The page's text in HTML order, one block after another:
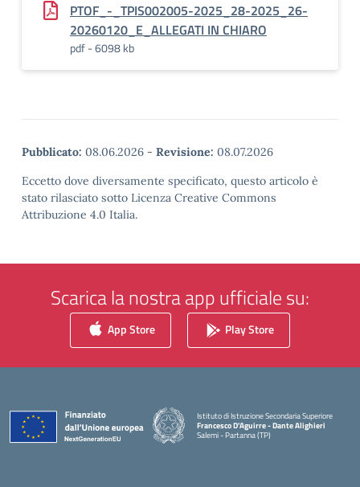
PTOF_-_TPIS002005-2025_28-2025_26-
20260120_E_ALLEGATI IN CHIARO
pdf - 6098 kb
Pubblicato: 08.06.2026 - Revisione: 08.07.2026
Eccetto dove diversamente specificato, questo articolo è
stato rilasciato sotto Licenza Creative Commons
Attribuzione 4.0 Italia.
Scarica la nostra app ufficiale su:
App Store Play Store
Istituto di Istruzione Secondaria Superiore
Francesco D'Aguirre - Dante Alighieri
Salemi - Partanna (TP)